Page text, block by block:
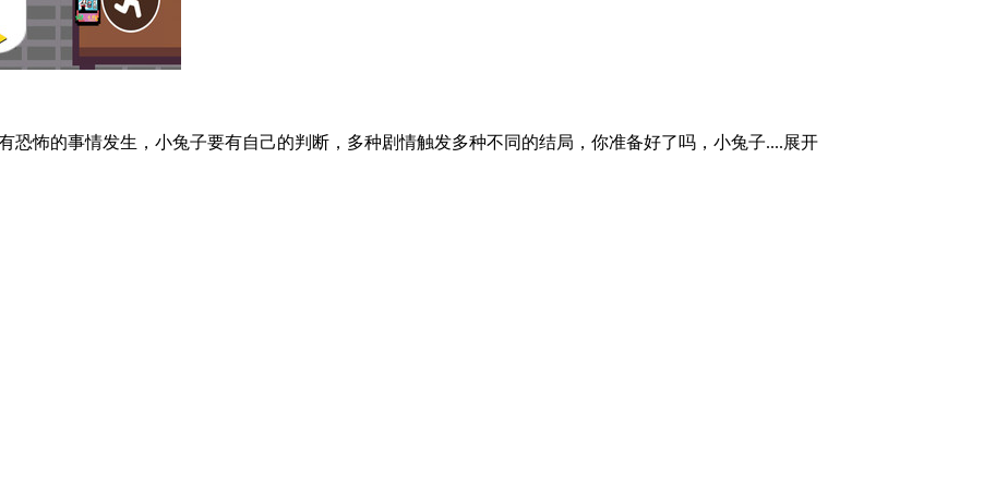
怖的事情发生，小兔子要有自己的判断，多种剧情触发多种不同的结局，你准备好了吗，小兔子....展开